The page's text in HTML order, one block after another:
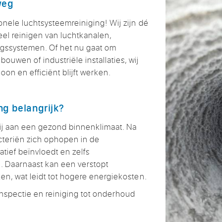
luchtsysteemreiniging! Wij zijn dé
reinigen van luchtkanalen,
Of het nu gaat om
of industriële installaties, wij
en efficiënt blijft werken.
belangrijk?
aan een gezond binnenklimaat. Na
zich ophopen in de
beïnvloedt en zelfs
kan een verstopt
wat leidt tot hogere energiekosten.
en reiniging tot onderhoud